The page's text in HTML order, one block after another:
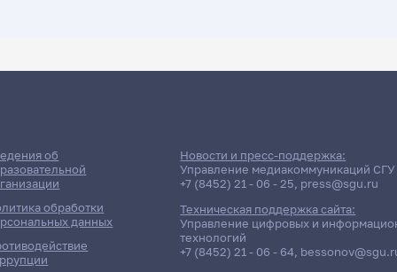
компьютерных
технологий
Дневная форма обучения | 421 группа
об
обработки
данных
Новости и пресс-поддержка:
Управление медиакоммуникаций СГУ
+7 (8452) 21 - 06 - 25, press@sgu.ru
Техническая поддержка сайта:
Управление цифровых и
технологий
+7 (8452) 21 - 06 - 64,